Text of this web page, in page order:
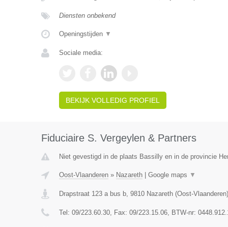
Diensten onbekend
Openingstijden ▼
Sociale media:
BEKIJK VOLLEDIG PROFIEL
Fiduciaire S. Vergeylen & Partners
Niet gevestigd in de plaats Bassilly en in de provincie
Oost-Vlaanderen» Nazareth| Google maps ▼
Drapstraat 123 a bus b, 9810 Nazareth(Oost-Vlaanderen)
Tel: 09/223.60.30, Fax: 09/223.15.06, BTW-nr: